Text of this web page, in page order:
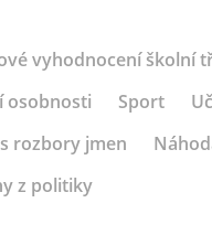
vyhodnocení školní
osobnosti Sport
rozbory jmen
z politiky